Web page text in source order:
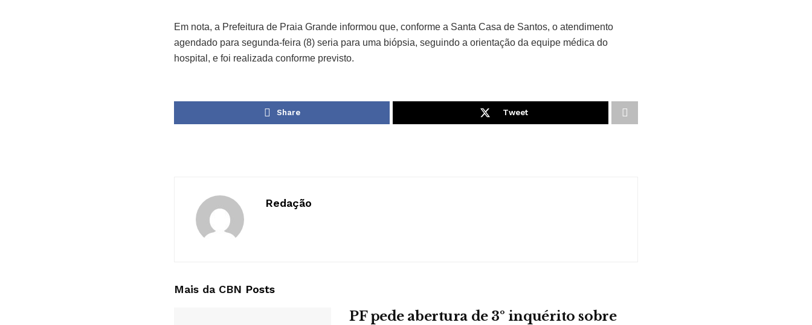
Em nota, a Prefeitura de Praia Grande informou que, conforme a Santa Casa de Santos, o atendimento
agendado para segunda-feira (8) seria para uma biópsia, seguindo a orientação da equipe médica do
hospital, e foi realizada conforme previsto.
Share Tweet
Redação
Mais da CBN Posts
PF pede abertura de 3º inquérito sobre